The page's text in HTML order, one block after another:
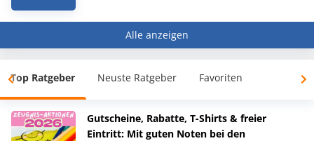
Alle anzeigen
Top Ratgeber Neuste Ratgeber Favoriten
Gutscheine, Rabatte, T-Shirts & freier
Eintritt: Mit guten Noten bei den